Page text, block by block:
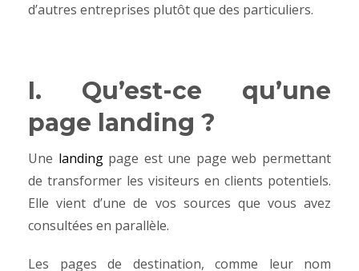
d’autres entreprises plutôt que des particuliers.
I. Qu’est-ce qu’une
page landing ?
Une landing page est une page web permettant
de transformer les visiteurs en clients potentiels.
Elle vient d’une de vos sources que vous avez
consultées en parallèle.
Les pages de destination, comme leur nom